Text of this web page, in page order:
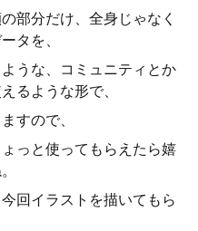
部分だけ、全身じゃなく
タを、
うな、コミュニティとか
るような形で、
すので、
っと使ってもらえたら嬉
回イラストを描いてもら